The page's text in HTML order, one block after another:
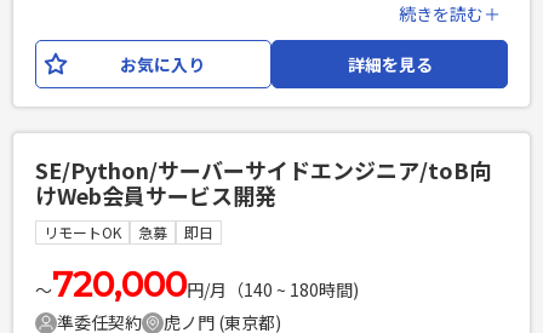
票（計62機能）を、Reactへリプレイス（単純移行）するプ
ロジェクトにて SEとしてご参画いただき、下記の業務をお任
せいたします。 【業務内容】 ・既存画面仕様のリバース・既
応 AI（Claude Code）による現行解析や現新比較などの最新
技術、プロセスを取り入れた効率的な開発を行っています。
必須スキル
・Reactを用いたフロントエンド開発の実務経験（2年以上目
安） ・JavaScript(ES6+),TypeScript,HTML5,CSS3を1人称で
開発できるレベルのスキル ・Webアプリケーションの単体テ
続きを読む＋
お気に入り 詳細を見る
SE/Python/サーバーサイドエンジニア/toB向
けWeb会員サービス開発
リモートOK 急募 即日
〜720,000円/月（140 ~ 180時間)
準委任契約
虎ノ門 (東京都)